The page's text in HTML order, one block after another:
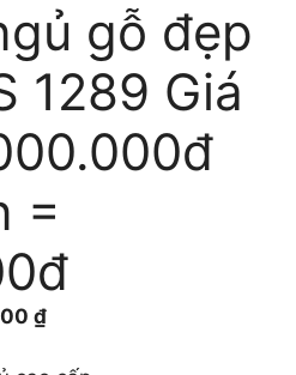
gỗ đẹp
1289 Giá
=
₫Giá